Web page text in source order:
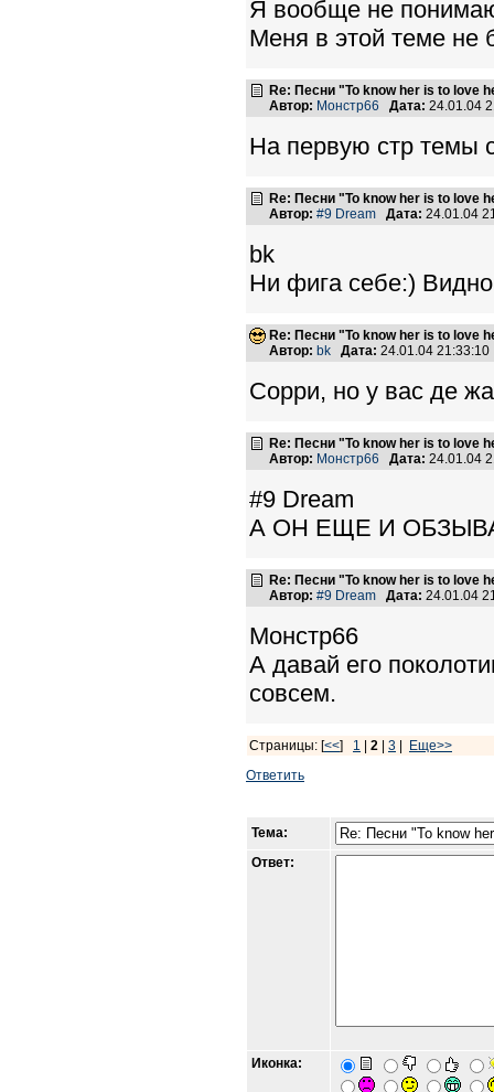
Я вообще не
Меня в этой теме не
Re: Песни "To know her is to love
Автор: Монстр66 Дата: 24.01.04
На первую стр темы
Re: Песни "To know her is to love
Автор: #9 Dream Дата: 24.01.04
bk
Ни фига себе:)
Re: Песни "To know her is to love
Автор: bk Дата: 24.01.04
Сорри, но у вас де
Re: Песни "To know her is to love
Автор: Монстр66 Дата: 24.01.04
#9 Dream
А ОН ЕЩЕ И
Re: Песни "To know her is to love
Автор: #9 Dream Дата: 24.01.04
Монстр66
А давай его
совсем.
Страницы: [<<] 1 2 3
Еще>>
Ответить
Тема:
Ответ:
Иконка: